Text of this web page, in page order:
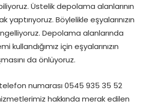
Üstelik depolama alanlarının
yaptırıyoruz. Böylelikle eşyalarınızın
Depolama alanlarında
için eşyalarınızın
da önlüyoruz.
numarası 0545 935 35 52
hakkında merak edilen